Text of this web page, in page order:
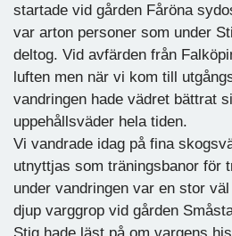
startade vid gården Fåröna
var arton personer som under
deltog. Vid avfärden från
luften men när vi kom till
vandringen hade vädret bättrat
uppehållsväder hela tiden.
Vi vandrade idag på fina
utnyttjas som träningsbanor för
under vandringen var en stor
djup varggrop vid gården